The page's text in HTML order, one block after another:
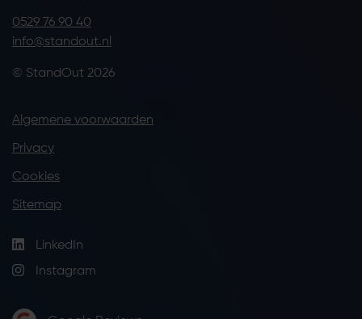
0529 76 90 40
info@standout.nl
© StandOut 2026
Algemene voorwaarden
Privacy
Cookies
Sitemap
LinkedIn
Instagram